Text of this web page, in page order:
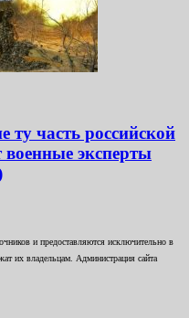
ту часть российской
эксперты
и предоставляются исключительно в
их владельцам. Администрация сайта